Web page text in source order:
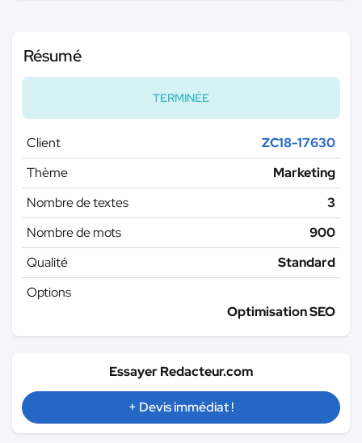
Résumé
TERMINÉE
Client
ZC18-17630
Thème
Marketing
Nombre de textes
3
Nombre de mots
900
Qualité
Standard
Options
Optimisation SEO
Essayer Redacteur.com
+ Devis immédiat !